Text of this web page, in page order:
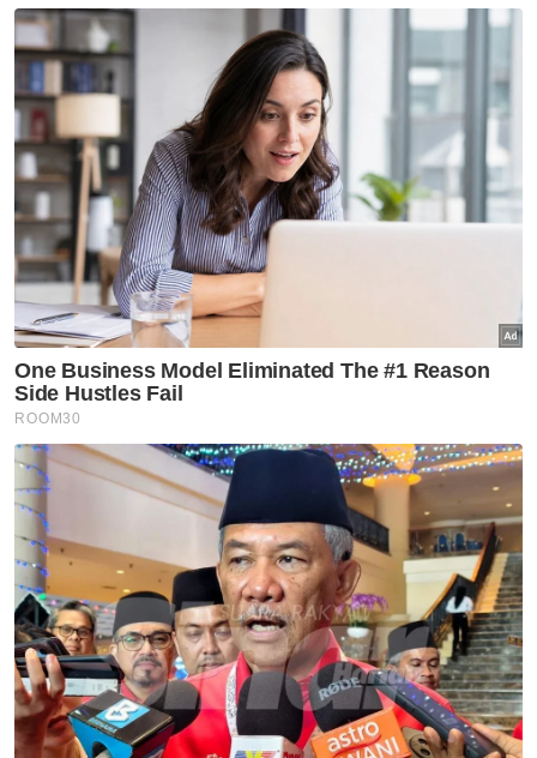
Artikel Disyorkan
BISNES
Bank Rakyat umum cadangan
pengambilalihan Takaful
IKHLAS
BISNES
Sentimen meningkat, ringgit
mengukuh berbanding dolar
BISNES
Dari dasar laut ke puncak
dunia, misi baharu Khairul
Aming
BISNES
PerySmith perkenal vakum tiub
ultra-langsing pertama
berjenama Malaysia